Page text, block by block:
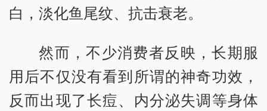
白，淡化鱼尾纹、抗击衰老。
然而，不少消费者反映，长期服
用后不仅没有看到所谓的神奇功效，
反而出现了长痘、内分泌失调等身体